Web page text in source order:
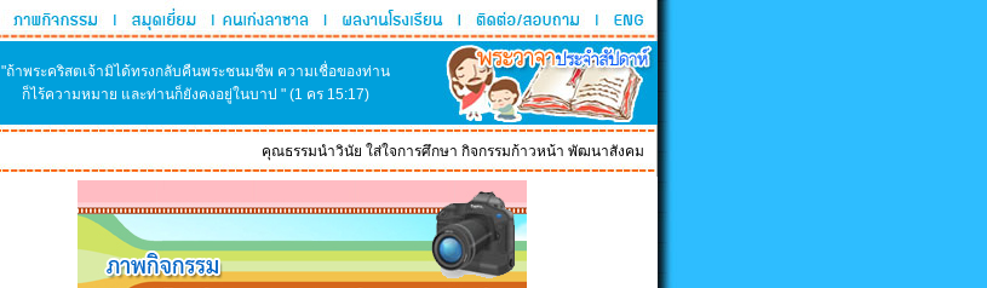
"ถ้าพระคริสตเจ้ามิได้ทรงกลับคืนพระชนมชีพ ความเชื่อของท่าน
ก็ไร้ความหมาย และท่านก็ยังคงอยู่ในบาป " (1 คร 15:17)
คุณธรรมนำวินัย ใส่ใจการศึกษา กิจกรรมก้าวหน้า พัฒนาสังคม